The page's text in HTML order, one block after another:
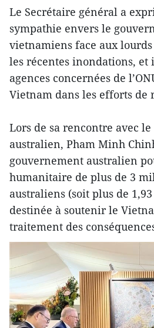
Le Secrétaire général a
sympathie envers le
vietnamiens face aux lourds
les récentes inondations, et
agences concernées de
Vietnam dans les efforts de
Lors de sa rencontre avec
australien, Pham Minh
gouvernement australien
humanitaire de plus de 3
australiens (soit plus de
destinée à soutenir le
traitement des